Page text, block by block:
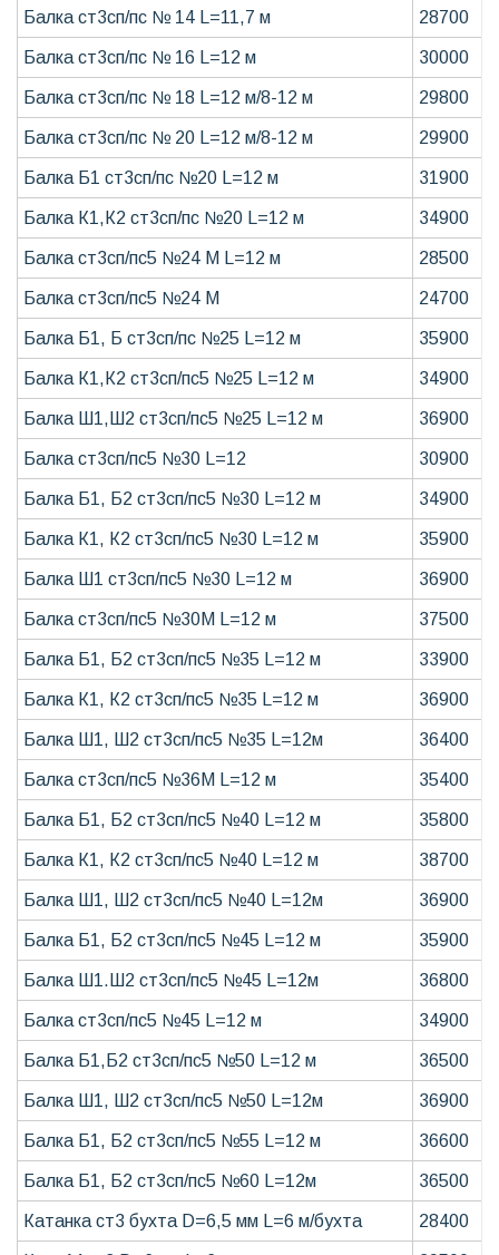
Балка ст3сп/пс № 14 L=11,7 м 28700
Балка ст3сп/пс № 16 L=12 м 30000
Балка ст3сп/пс № 18 L=12 м/8-12 м 29800
Балка ст3сп/пс № 20 L=12 м/8-12 м 29900
Балка Б1 ст3сп/пс №20 L=12 м 31900
Балка К1,К2 ст3сп/пс №20 L=12 м 34900
Балка ст3сп/пс5 №24 М L=12 м 28500
Балка ст3сп/пс5 №24 М 24700
Балка Б1, Б ст3сп/пс №25 L=12 м 35900
Балка К1,К2 ст3сп/пс5 №25 L=12 м 34900
Балка Ш1,Ш2 ст3сп/пс5 №25 L=12 м 36900
Балка ст3сп/пс5 №30 L=12 30900
Балка Б1, Б2 ст3сп/пс5 №30 L=12 м 34900
Балка К1, К2 ст3сп/пс5 №30 L=12 м 35900
Балка Ш1 ст3сп/пс5 №30 L=12 м 36900
Балка ст3сп/пс5 №30М L=12 м 37500
Балка Б1, Б2 ст3сп/пс5 №35 L=12 м 33900
Балка К1, К2 ст3сп/пс5 №35 L=12 м 36900
Балка Ш1, Ш2 ст3сп/пс5 №35 L=12м 36400
Балка ст3сп/пс5 №36М L=12 м 35400
Балка Б1, Б2 ст3сп/пс5 №40 L=12 м 35800
Балка К1, К2 ст3сп/пс5 №40 L=12 м 38700
Балка Ш1, Ш2 ст3сп/пс5 №40 L=12м 36900
Балка Б1, Б2 ст3сп/пс5 №45 L=12 м 35900
Балка Ш1.Ш2 ст3сп/пс5 №45 L=12м 36800
Балка ст3сп/пс5 №45 L=12 м 34900
Балка Б1,Б2 ст3сп/пс5 №50 L=12 м 36500
Балка Ш1, Ш2 ст3сп/пс5 №50 L=12м 36900
Балка Б1, Б2 ст3сп/пс5 №55 L=12 м 36600
Балка Б1, Б2 ст3сп/пс5 №60 L=12м 36500
Катанка ст3 бухта D=6,5 мм L=6 м/бухта 28400